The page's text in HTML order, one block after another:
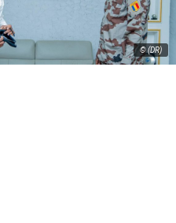
© (DR)